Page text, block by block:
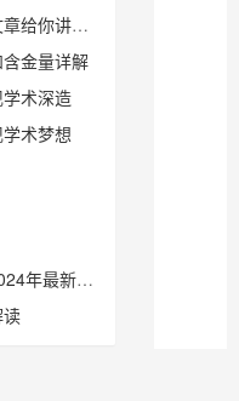
你讲清楚
金量详解
术深造
术梦想
用明细盘点